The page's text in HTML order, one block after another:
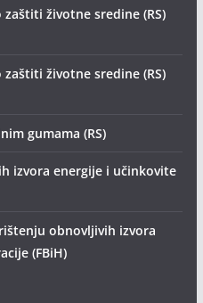
životne sredine (RS)
životne sredine (RS)
gumama (RS)
izvora energije i učinkovite
obnovljivih izvora
(FBiH)